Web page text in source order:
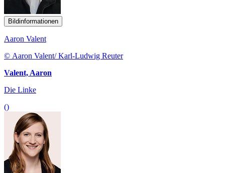
Bildinformationen
Aaron Valent
© Aaron Valent/ Karl-Ludwig Reuter
Valent, Aaron
Die Linke
()